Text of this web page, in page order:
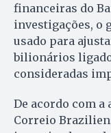
financeiras do
investigações, o
usado para
bilionários
consideradas
De acordo com
Correio